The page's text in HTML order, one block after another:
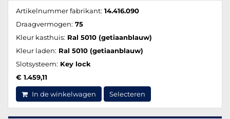
Artikelnummer fabrikant: 14.416.090
Draagvermogen: 75
Kleur kasthuis: Ral 5010 (getiaanblauw)
Kleur laden: Ral 5010 (getiaanblauw)
Slotsysteem: Key lock
€ 1.459,11
In de winkelwagen Selecteren